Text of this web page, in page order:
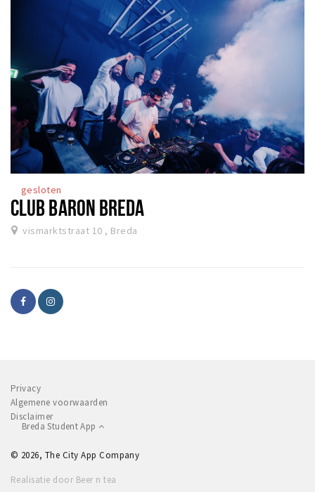
gesloten
CLUB BARON BREDA
vismarktstraat 10 , Breda
Privacy
Algemene voorwaarden
Disclaimer
Breda Student App
© 2026, The City App Company
Realisatie door Beer n tea